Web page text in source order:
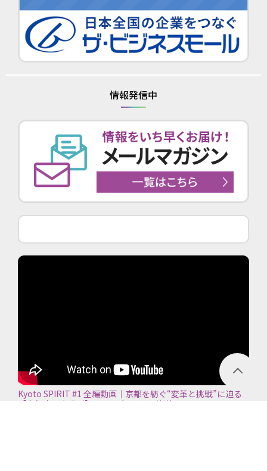
情報発信中
Kyoto SPIRIT #1 全編動画｜京都を紡ぐ“変革と挑戦”に迫る
【京都商工会議所】＜2026年7月5日放送＞